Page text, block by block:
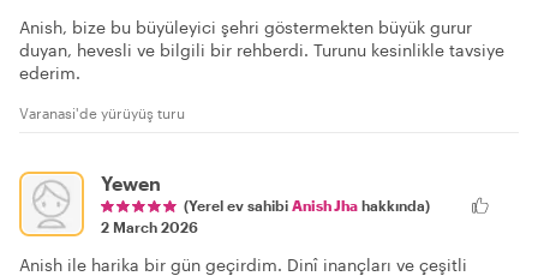
Anish, bize bu büyüleyici şehri göstermekten büyük gurur
duyan, hevesli ve bilgili bir rehberdi. Turunu kesinlikle tavsiye
ederim.
Varanasi'de yürüyüş turu
Yewen
(Yerel ev sahibi Anish Jha hakkında)
2 March 2026
Anish ile harika bir gün geçirdim. Dinî inançları ve çeşitli